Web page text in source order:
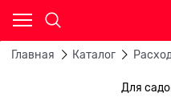
Главная Каталог
Для